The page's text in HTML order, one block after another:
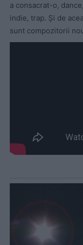
a consacrat-o,
indie, trap. Şi de
sunt compozitorii